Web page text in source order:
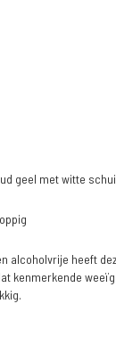
geel met witte
alcoholvrije heeft
kenmerkende